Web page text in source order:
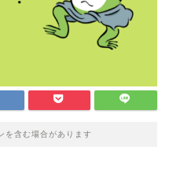
を含む場合があります